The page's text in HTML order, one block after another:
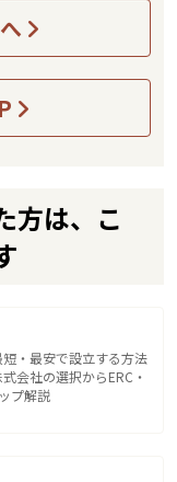
方は、こ
・最安で設立する方法
会社の選択からERC・
プ解説